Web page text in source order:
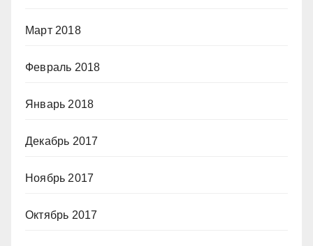
Март 2018
Февраль 2018
Январь 2018
Декабрь 2017
Ноябрь 2017
Октябрь 2017